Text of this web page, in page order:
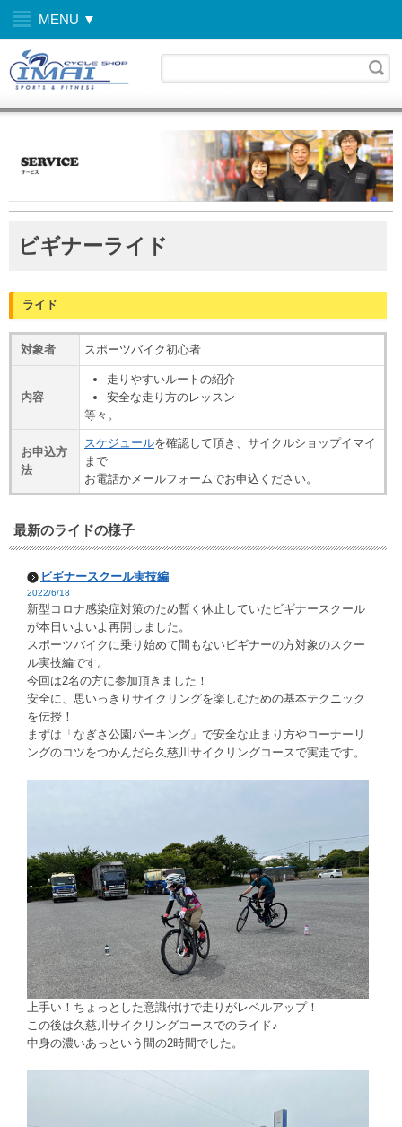
MENU ▼
ビギナーライド
ライド
対象者 スポーツバイク初心者
内容
走りやすいルートの紹介
安全な走り方のレッスン
等々。
お申込方
法
スケジュールを確認して頂き、サイクルショップイマイ
まで
お電話かメールフォームでお申込ください。
最新のライドの様子
ビギナースクール実技編
2022/6/18
新型コロナ感染症対策のため暫く休止していたビギナースクール
が本日いよいよ再開しました。
スポーツバイクに乗り始めて間もないビギナーの方対象のスクー
ル実技編です。
今回は2名の方に参加頂きました！
安全に、思いっきりサイクリングを楽しむための基本テクニック
を伝授！
まずは「なぎさ公園パーキング」で安全な止まり方やコーナーリ
ングのコツをつかんだら久慈川サイクリングコースで実走です。
上手い！ちょっとした意識付けで走りがレベルアップ！
この後は久慈川サイクリングコースでのライド♪
中身の濃いあっという間の2時間でした。